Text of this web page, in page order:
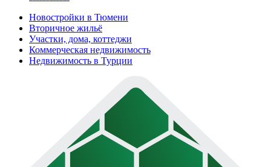
Новостройки в Тюмени
Вторичное жильё
Участки, дома, коттеджи
Коммерческая недвижимость
Недвижимость в Турции